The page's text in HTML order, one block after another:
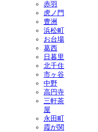
赤羽
虎ノ門
豊洲
浜松町
お台場
葛西
日暮里
北千住
市ヶ谷
中野
高円寺
三軒茶
屋
永田町
霞が関